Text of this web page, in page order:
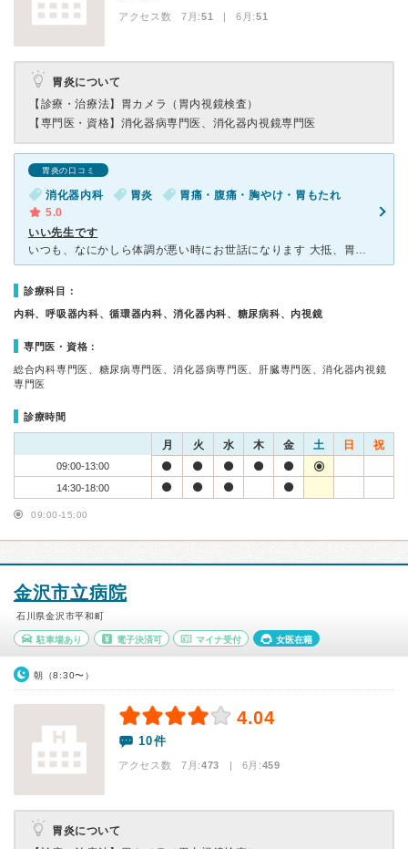
アクセス数 7月:51 | 6月:51
胃炎について
【診療・治療法】 胃カメラ（胃内視鏡検査）
【専門医・資格】 消化器病専門医、消化器内視鏡専門医
胃炎の口コミ
消化器内科 胃炎
胃痛・腹痛・胸やけ・胃もたれ
5.0
いい先生です
いつも、なにかしら体調が悪い時にお世話になります 大抵、胃痛ですが、いつも適切な薬を処方してくれるので １週間飲む薬も３日目あたりで、あ、もういいかも？ という状態にまで回復します 手を当てて
診療科目：
内科、呼吸器内科、循環器内科、消化器内科、糖尿病科、内視鏡
専門医・資格：
総合内科専門医、糖尿病専門医、消化器病専門医、肝臓専門医、消化器内視鏡
専門医
診療時間
月 火 水 木 金 土 日 祝
09:00-13:00
14:30-18:00
09:00-15:00
金沢市立病院
石川県金沢市平和町
駐車場あり 電子決済可 マイナ受付 女医在籍
朝（8:30〜）
4.04
10件
アクセス数 7月:473 | 6月:459
胃炎について